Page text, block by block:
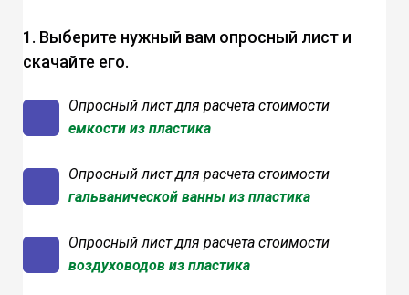
1. Выберите нужный вам опросный лист и
скачайте его.
Опросный лист для расчета стоимости
емкости из пластика
Опросный лист для расчета стоимости
гальванической ванны из пластика
Опросный листдля расчета стоимости
воздуховодов из пластика